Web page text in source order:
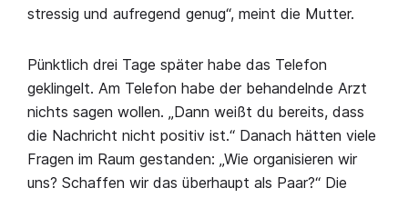
stressig und aufregend genug“, meint die Mutter.
Pünktlich drei Tage später habe das Telefon
geklingelt. Am Telefon habe der behandelnde Arzt
nichts sagen wollen. „Dann weißt du bereits, dass
die Nachricht nicht positiv ist.“ Danach hätten viele
Fragen im Raum gestanden: „Wie organisieren wir
uns? Schaffen wir das überhaupt als Paar?“ Die